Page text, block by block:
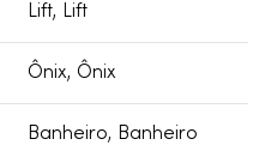
Lift, Lift
Ônix, Ônix
Banheiro, Banheiro